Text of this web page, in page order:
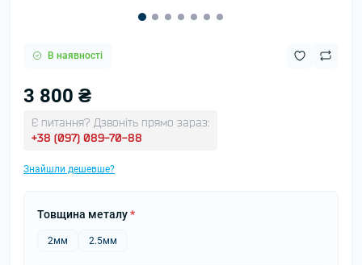
В наявності
3 800 ₴
Є питання? Дзвоніть прямо зараз:
+38 (097) 089-70-88
Знайшли дешевше?
Товщина металу*
2мм 2.5мм